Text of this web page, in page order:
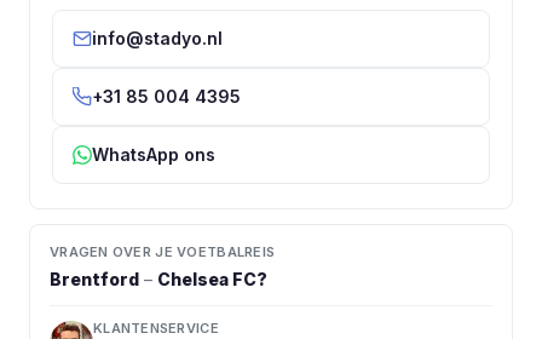
info@stadyo.nl
+31 85 004 4395
WhatsApp ons
VRAGEN OVER JE VOETBALREIS
Brentford – Chelsea FC?
KLANTENSERVICE